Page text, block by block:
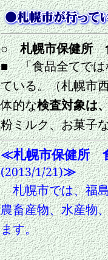
○ 札幌市保健所
■ 「食品全てでは
ている。（札幌市
体的な検査対象は
粉ミルク、お菓子
≪札幌市保健所
(2013/1/21)≫
札幌市では、福島
農畜産物、水産物
ます。